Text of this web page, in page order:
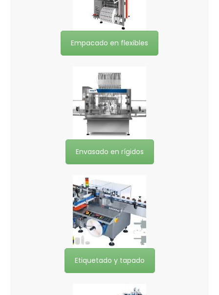
Empacado en flexibles
Envasado en rígidos
Etiquetado y tapado